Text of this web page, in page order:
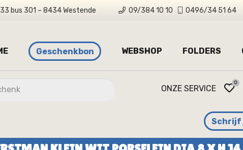
bus 301 – 8434 Westende 09/384 10 10 0496/34 51 64
Geschenkbon WEBSHOP FOLDERS
ONZE SERVICE
0
Schrijf